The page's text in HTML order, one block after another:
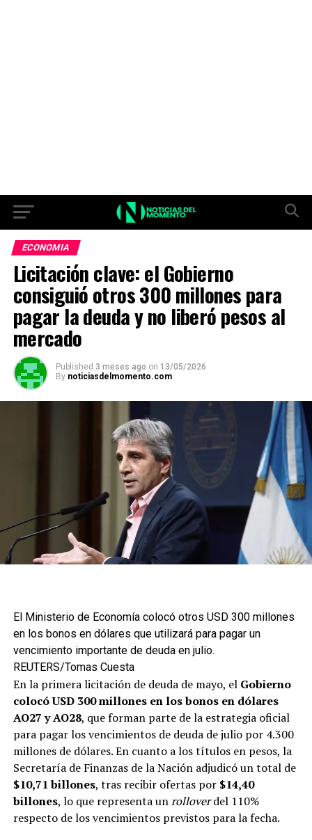
ECONOMIA
Licitación clave: el Gobierno
consiguió otros 300 millones para
pagar la deuda y no liberó pesos al
mercado
Published 3 meses ago on 13/05/2026
By noticiasdelmomento.com
El Ministerio de Economía colocó otros USD 300 millones
en los bonos en dólares que utilizará para pagar un
vencimiento importante de deuda en julio.
REUTERS/Tomas Cuesta
En la primera licitación de deuda de mayo, el Gobierno
colocó USD 300 millones en losbonos en dólares
AO27 y AO28, que forman parte de la estrategia oficial
para pagar los vencimientos de deuda de julio por 4.300
millones de dólares. En cuanto a los títulos en pesos, la
Secretaría de Finanzas de la Nación adjudicó un total de
$10,71 billones, tras recibir ofertas por $14,40
billones, lo que representa unrolloverdel 110%
respecto de los vencimientos previstos para la fecha.